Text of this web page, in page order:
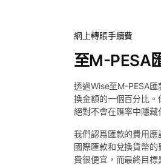
網上轉賬手續費
至M-PESA
透過Wise至M-PESA
換金額的一個百分比
絕對不會在匯率中隱藏
我們認爲匯款的費用
國際匯款和兌換貨幣
費很便宜，而最終目標